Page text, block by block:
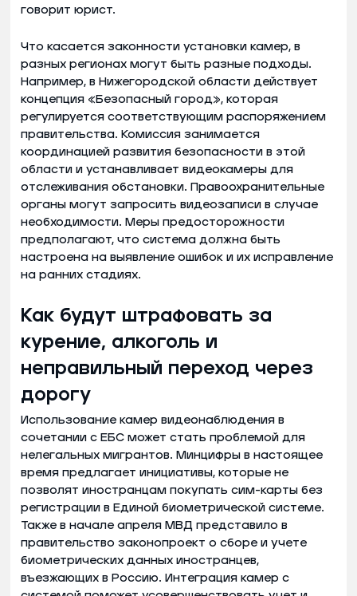
говорит юрист.
Что касается законности установки камер, в
разных регионах могут быть разные подходы.
Например, в Нижегородской области действует
концепция «Безопасный город», которая
регулируется соответствующим распоряжением
правительства. Комиссия занимается
координацией развития безопасности в этой
области и устанавливает видеокамеры для
отслеживания обстановки. Правоохранительные
органы могут запросить видеозаписи в случае
необходимости. Меры предосторожности
предполагают, что система должна быть
настроена на выявление ошибок и их исправление
на ранних стадиях.
Как будут штрафовать за
курение, алкоголь и
неправильный переход через
дорогу
Использование камер видеонаблюдения в
сочетании с ЕБС может стать проблемой для
нелегальных мигрантов. Минцифры в настоящее
время предлагает инициативы, которые не
позволят иностранцам покупать сим-карты без
регистрации в Единой биометрической системе.
Также в начале апреля МВД представило в
правительство законопроект о сборе и учете
биометрических данных иностранцев,
въезжающих в Россию. Интеграция камер с